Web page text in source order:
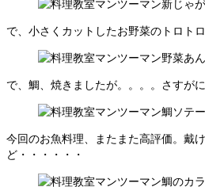
で、小さくカットしたお野菜のトロトロ
で、鯛、焼きましたが。。。。さすが
今回のお魚料理、またまた高評価。戴
ど・・・・・・